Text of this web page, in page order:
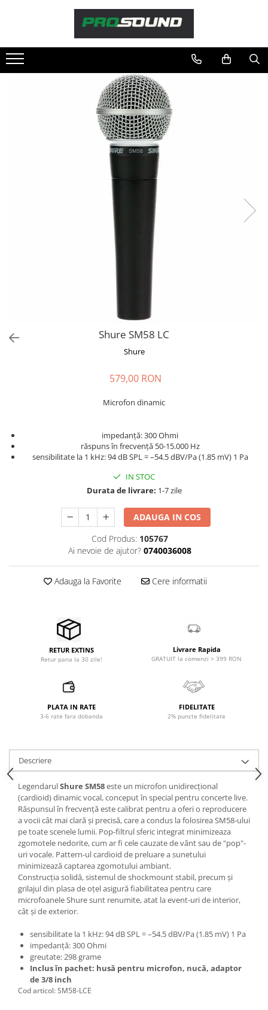
Sonorizare / PA
Adresare publica 100V
Pickup-uri, platane & accesorii
Accesorii de microfoane
Microfoane de masurare si
Microfoane de studio
Microfoane de Suprafata
Microfoane lavaliera si headset
Microfoane pt Camere Video
Microfoane pt instalatii si
Microfoane Ribbon
Microfoane stereo
Microfoane wireless si sisteme
Stative de microfon
Studio si inregistrari
Accesorii de microfoane
Accesorii de rack
Clape MIDI
Convertoare AD/DA
Interfete audio
Interfete MIDI si Cabluri Midi-USB
Microfoane de studio
Monitoare de studio
Pop filtre
Preamplificatoare
Protectii antifonice pentru urechi
Rack studio
Recordere de studio
Recordere portabile
Sintetizatoare
Standuri si stative de monitoare
Subwoofere de studio
Tratament acustic
Lumini si efecte
Shure SM58 LC
Shure
579,00 RON
Microfon dinamic
impedanță: 300 Ohmi
răspuns în frecvență 50-15.000 Hz
sensibilitate la 1 kHz: 94 dB SPL = –54.5 dBV/Pa (1.85 mV) 1 Pa
IN STOC
Durata de livrare: 1-7 zile
ADAUGA IN COS
Cod Produs: 105767
Ai nevoie de ajutor? 0740036008
Adauga la Favorite Cere informatii
RETUR EXTINS
Retur pana la 30 zile!
Livrare Rapida
GRATUIT la comenzi > 399 RON
PLATA IN RATE
3-6 rate fara dobanda
FIDELITATE
2% puncte fidelitate
Descriere
LegendarulShure SM58este un microfon unidirecțional
(cardioid) dinamic vocal, conceput în special pentru concerte live.
Răspunsul în frecvență este calibrat pentru a oferi o reproducere
a vocii cât mai clară și precisă, care a condus la folosirea SM58-ului
pe toate scenele lumii. Pop-filtrul sferic integrat minimizeaza
zgomotele nedorite, cum ar fi cele cauzate de vânt sau de "pop"-
uri vocale. Pattern-ul cardioid de preluare a sunetului
minimizează captarea zgomotului ambiant.
Construcția solidă, sistemul de shockmount stabil, precum și
grilajul din plasa de oțel asigură fiabilitatea pentru care
microfoanele Shure sunt renumite, atat la event-uri de interior,
cât și de exterior.
sensibilitate la 1 kHz: 94 dB SPL = –54.5 dBV/Pa (1.85 mV) 1 Pa
impedanță: 300 Ohmi
greutate: 298 grame
Inclus în pachet: husă pentru microfon, nucă, adaptor
de 3/8 inch
Cod articol: SM58-LCE